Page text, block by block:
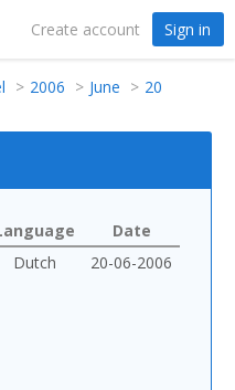
Create account Sign in
2006 June 20
Date
Dutch 20-06-2006